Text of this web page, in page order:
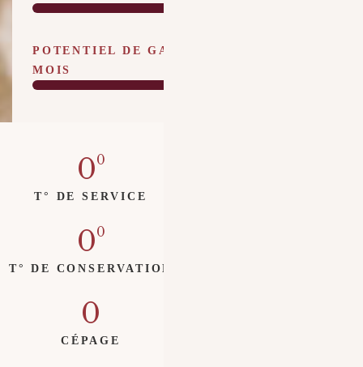
POTENTIEL DE GARDE : 12 À 18
MOIS
0
T° DE SERVICE
0
T° DE CONSERVATION
0
CÉPAGE